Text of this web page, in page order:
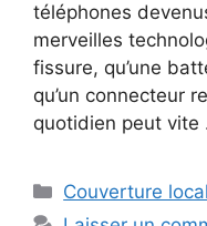
téléphones
merveilles
fissure, qu’une
qu’un connecteur
quotidien peut vite
Couverture